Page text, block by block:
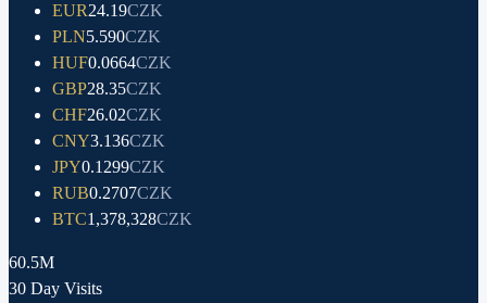
EUR24.19CZK
PLN5.590CZK
HUF0.0664CZK
GBP28.35CZK
CHF26.02CZK
CNY3.136CZK
JPY0.1299CZK
RUB0.2707CZK
BTC1,378,328CZK
60.5M
30 Day Visits